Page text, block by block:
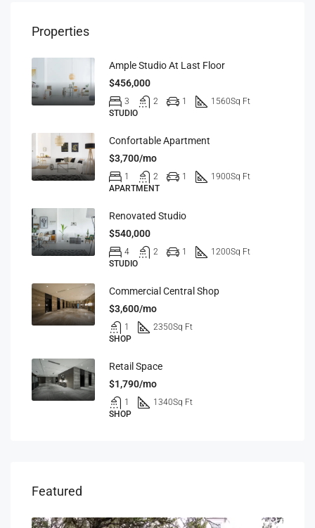
Properties
Ample Studio At Last Floor
$456,000
3 2 1 1560Sq Ft
STUDIO
Confortable Apartment
$3,700/mo
1 2 1 1900Sq Ft
APARTMENT
Renovated Studio
$540,000
4 2 1 1200Sq Ft
STUDIO
Commercial Central Shop
$3,600/mo
1 2350Sq Ft
SHOP
Retail Space
$1,790/mo
1 1340Sq Ft
SHOP
Featured